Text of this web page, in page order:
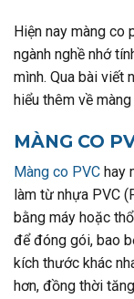
Hiện nay màng
ngành nghề nhớ
mình. Qua bài viết
hiểu thêm về
MÀNG CO
Màng co PVC hay
làm từ nhựa PVC
bằng máy hoặc
để đóng gói, bao
kích thước khác
hơn, đồng thời